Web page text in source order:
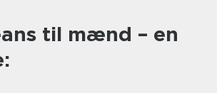
til mænd – en